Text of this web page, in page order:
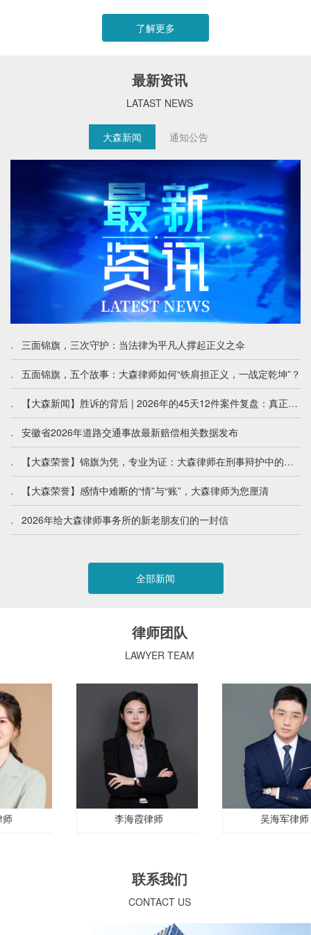
了解更多
最新资讯
LATAST NEWS
大森新闻 通知公告
. 三面锦旗，三次守护：当法律为平凡人撑起正义之伞
. 五面锦旗，五个故事：大森律师如何“铁肩担正义，一战定乾坤”？
. 【大森新闻】胜诉的背后 | 2026年的45天12件案件复盘：真正的法律辩护，从不只在法庭上
. 安徽省2026年道路交通事故最新赔偿相关数据发布
. 【大森荣誉】锦旗为凭，专业为证：大森律师在刑事辩护中的坚守与突破
. 【大森荣誉】感情中难断的“情”与“账”，大森律师为您厘清
. 2026年给大森律师事务所的新老朋友们的一封信
全部新闻
律师团队
LAWYER TEAM
李海霞律师 吴海军律师
联系我们
CONTACT US